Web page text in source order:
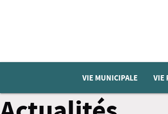
VIE MUNICIPALE VIE